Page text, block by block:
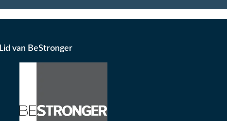
Lid van BeStronger